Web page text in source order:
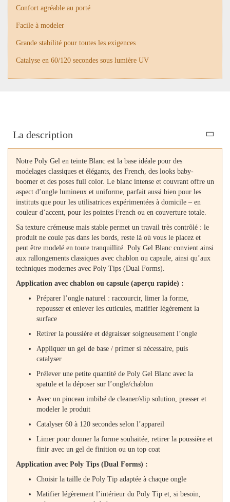
Confort agréable au porté
Facile à modeler
Grande stabilité pour toutes les exigences
Catalyse en 60/120 secondes sous lumière UV
La description
Notre Poly Gel en teinte Blanc est la base idéale pour des
modelages classiques et élégants, des French, des looks baby-
boomer et des poses full color. Le blanc intense et couvrant offre un
aspect d’ongle lumineux et uniforme, parfait aussi bien pour les
instituts que pour les utilisatrices expérimentées à domicile – en
couleur d’accent, pour les pointes French ou en couverture totale.
Sa texture crémeuse mais stable permet un travail très contrôlé : le
produit ne coule pas dans les bords, reste là où vous le placez et
peut être modelé en toute tranquillité. Poly Gel Blanc convient ainsi
aux rallongements classiques avec chablon ou capsule, ainsi qu’aux
techniques modernes avec Poly Tips (Dual Forms).
Application avec chablon ou capsule (aperçu rapide) :
Préparer l’ongle naturel : raccourcir, limer la forme,
repousser et enlever les cuticules, matifier légèrement la
surface
Retirer la poussière et dégraisser soigneusement l’ongle
Appliquer un gel de base / primer si nécessaire, puis
catalyser
Prélever une petite quantité de Poly Gel Blanc avec la
spatule et la déposer sur l’ongle/chablon
Avec un pinceau imbibé de cleaner/slip solution, presser et
modeler le produit
Catalyser 60 à 120 secondes selon l’appareil
Limer pour donner la forme souhaitée, retirer la poussière et
finir avec un gel de finition ou un top coat
Application avec Poly Tips (Dual Forms) :
Choisir la taille de Poly Tip adaptée à chaque ongle
Matifier légèrement l’intérieur du Poly Tip et, si besoin,